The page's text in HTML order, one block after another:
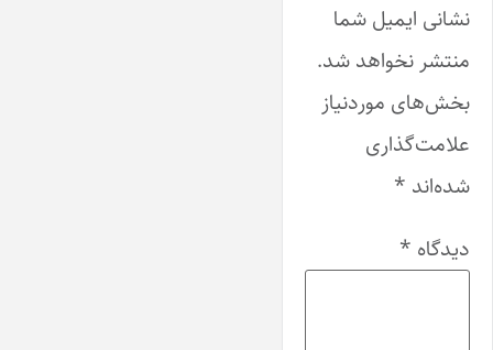
نشانی ایمیل شما
منتشر نخواهد شد.
بخش‌های موردنیاز
علامت‌گذاری
شده‌اند *
دیدگاه *